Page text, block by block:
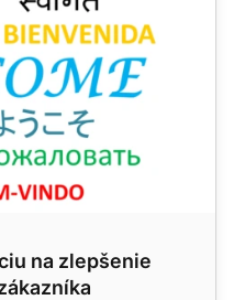
na zlepšenie